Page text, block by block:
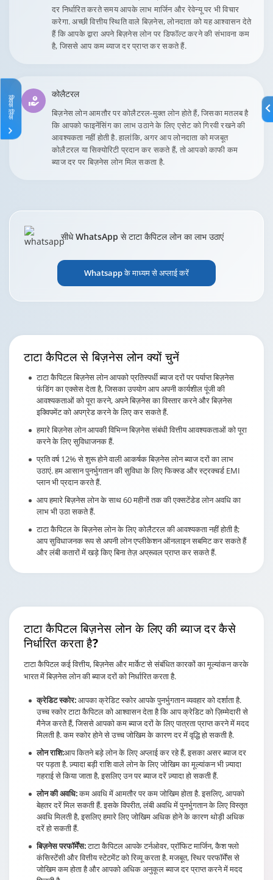
दर निर्धारित करते समय आपके लाभ मार्जिन और रेवेन्यू पर भी विचार
करेगा. अच्छी वित्तीय स्थिति वाले बिज़नेस, लोनदाता को यह आश्वासन देते
हैं कि आपके द्वारा अपने बिज़नेस लोन पर डिफॉल्ट करने की संभावना कम
है, जिससे आप कम ब्याज दर प्राप्त कर सकते हैं.
कोलैटरल
बिज़नेस लोन आमतौर पर कोलैटरल-मुक्त लोन होते हैं, जिसका मतलब है
कि आपको फाइनेंसिंग का लाभ उठाने के लिए एसेट को गिरवी रखने की
आवश्यकता नहीं होती है. हालांकि, अगर आप लोनदाता को मजबूत
कोलैटरल या सिक्योरिटी प्रदान कर सकते हैं, तो आपको काफी कम
ब्याज दर पर बिज़नेस लोन मिल सकता है.
सीधे WhatsApp से टाटा कैपिटल लोन का लाभ उठाएं
Whatsapp के माध्यम से अप्लाई करें
टाटा कैपिटल से बिज़नेस लोनक्यों चुनें
टाटा कैपिटल बिज़नेस लोन आपको प्रतिस्पर्धी ब्याज दरों पर पर्याप्त बिज़नेस
फंडिंग का एक्सेस देता है, जिसका उपयोग आप अपनी कार्यशील पूंजी की
आवश्यकताओं को पूरा करने, अपने बिज़नेस का विस्तार करने और बिज़नेस
इक्विपमेंट को अपग्रेड करने के लिए कर सकते हैं.
हमारे बिज़नेस लोन आपकी विभिन्न बिज़नेस संबंधी वित्तीय आवश्यकताओं को पूरा
करने के लिए सुविधाजनक हैं.
प्रति वर्ष 12% से शुरू होने वाली आकर्षक बिज़नेस लोन ब्याज दरों का लाभ
उठाएं. हम आसान पुनर्भुगतान की सुविधा के लिए फिक्स्ड और स्ट्रक्चर्ड EMI
प्लान भी प्रदान करते हैं.
आप हमारे बिज़नेस लोन के साथ 60 महीनों तक की एक्सटेंडेड लोन अवधि का
लाभ भी उठा सकते हैं.
टाटा कैपिटल के बिज़नेस लोन के लिए कोलैटरल की आवश्यकता नहीं होती है;
आप सुविधाजनक रूप से अपनी लोन एप्लीकेशन ऑनलाइन सबमिट कर सकते हैं
और लंबी कतारों में खड़े किए बिना तेज़ अप्रूवल प्राप्त कर सकते हैं.
टाटा कैपिटल बिज़नेस लोन के लिएकी ब्याज दर कैसे
निर्धारित करता है?
टाटा कैपिटल कई वित्तीय, बिज़नेस और मार्केट से संबंधित कारकों का मूल्यांकन करके
भारत में बिज़नेस लोन की ब्याज दरों को निर्धारित करता है.
क्रेडिट स्कोर:आपका क्रेडिट स्कोर आपके पुनर्भुगतान व्यवहार को दर्शाता है.
उच्च स्कोर टाटा कैपिटल को आश्वासन देता है कि आप क्रेडिट को ज़िम्मेदारी से
मैनेज करते हैं, जिससे आपको कम ब्याज दरों के लिए पात्रता प्राप्त करने में मदद
मिलती है. कम स्कोर होने से उच्च जोखिम के कारण दर में वृद्धि हो सकती है.
लोन राशि:आप कितने बड़े लोन के लिए अप्लाई कर रहे हैं, इसका असर ब्याज दर
पर पड़ता है. ज़्यादा बड़ी राशि वाले लोन के लिए जोखिम का मूल्यांकन भी ज़्यादा
गहराई से किया जाता है, इसलिए उन पर ब्याज दरें ज़्यादा हो सकती हैं.
लोन की अवधि:कम अवधि में आमतौर पर कम जोखिम होता है. इसलिए, आपको
बेहतर दरें मिल सकती हैं. इसके विपरीत, लंबी अवधि में पुनर्भुगतान के लिए विस्तृत
अवधि मिलती है, इसलिए हमारे लिए जोखिम अधिक होने के कारण थोड़ी अधिक
दरें हो सकती हैं.
बिज़नेस परफॉर्मेंस:टाटा कैपिटल आपके टर्नओवर, प्रॉफिट मार्जिन, कैश फ्लो
कंसिस्टेंसी और वित्तीय स्टेटमेंट को रिव्यू करता है. मजबूत, स्थिर परफॉर्मेंस से
जोखिम कम होता है और आपको अधिक अनुकूल ब्याज दर प्राप्त करने में मदद
क्विक लिंक